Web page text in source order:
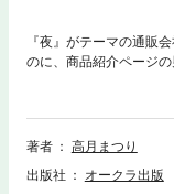
『夜』がテーマの通販
のに、商品紹介ページ
い。それを苦痛とする
実嗣だ。見るからに触
最高のものだとわかる
着姿を撮影されるはめ
著者
高月まつり
出版社
オークラ出版